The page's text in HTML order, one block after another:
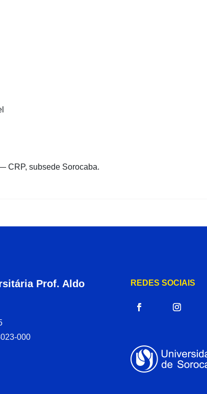
CRP, subsede Sorocaba.
Prof. Aldo
000
REDES SOCIAIS